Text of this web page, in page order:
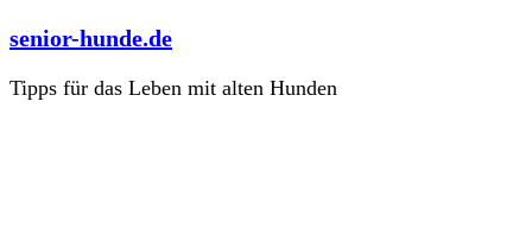
Zum
springen
senior-hunde.de
Tipps für das Leben mit alten Hunden